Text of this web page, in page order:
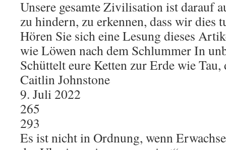
Unsere gesamte Zivilisation ist darauf
zu hindern, zu erkennen, dass wir dies
Hören Sie sich eine Lesung dieses
wie Löwen nach dem Schlummer In
Schüttelt eure Ketten zur Erde wie
Caitlin Johnstone
9. Juli 2022
265
293
Es ist nicht in Ordnung, wenn